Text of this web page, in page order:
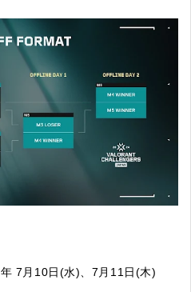
7月10日(水)、7月11日(木)